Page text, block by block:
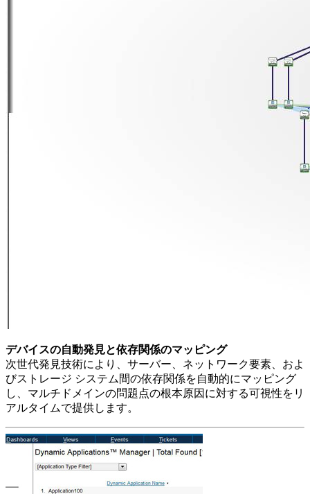
デバイスの自動発見と依存関係のマッピング
次世代発見技術により、サーバー、ネットワーク要素、およ
びストレージ システム間の依存関係を自動的にマッピング
し、マルチドメインの問題点の根本原因に対する可視性をリ
アルタイムで提供します。